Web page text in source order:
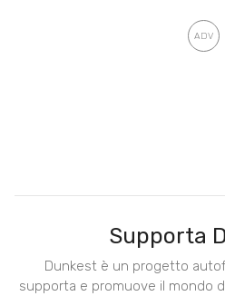
Supporta
Dunkest è un progetto
supporta e promuove il mondo